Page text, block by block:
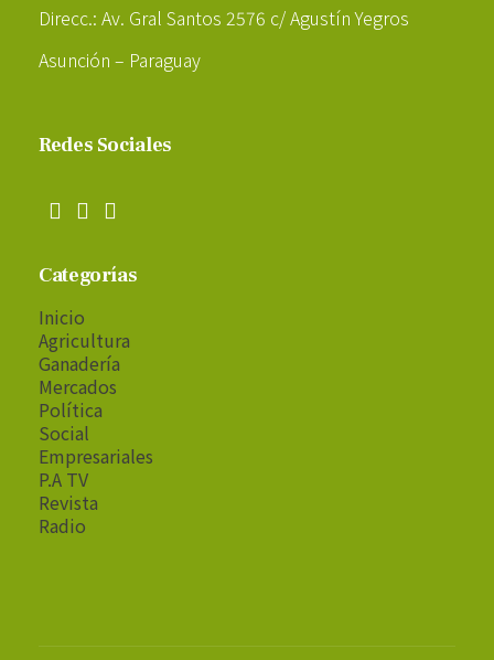
Direcc.: Av. Gral Santos 2576 c/ Agustín Yegros
Asunción – Paraguay
Redes Sociales
Categorías
Inicio
Agricultura
Ganadería
Mercados
Política
Social
Empresariales
P.A TV
Revista
Radio